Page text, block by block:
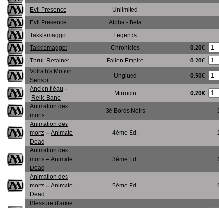
Evil Presence Unlimited
Evil Presence Alpha - Beta
Takklemaggot Legends
Takklemaggot Chronicles 0.20€
Thrull Retainer Fallen Empire
0.20€
Volrath's Motion
Sensor
Unglued 0.50€
Ancien fléau –
Relic Bane
Mirrodin 0.20€
Animation des
morts
3è Bords Noirs
Animation des
morts – Animate
Dead
4ème Ed.
Animation des
morts – Animate
Dead
3ème Ed.
Animation des
morts – Animate
Dead
5ème Ed.
Blessure d'arme